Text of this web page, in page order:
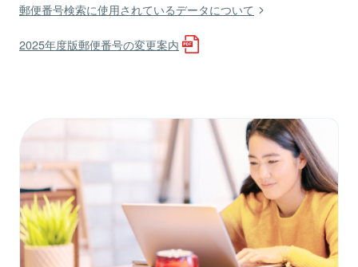
郵便番号検索に使用されているデータについて
2025年度版郵便番号の変更案内